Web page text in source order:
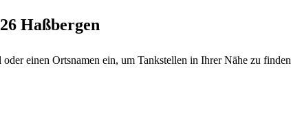
Haßbergen
oder einen Ortsnamen ein, um Tankstellen in Ihrer Nähe zu finden